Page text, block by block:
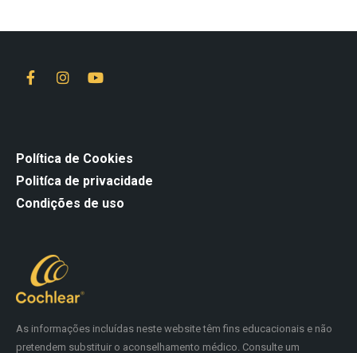
As informações incluídas neste website têm fins educacionais e não
pretendem substituir o aconselhamento médico. Consulte um
Política de Cookies
Politíca de privacidade
Condições de uso